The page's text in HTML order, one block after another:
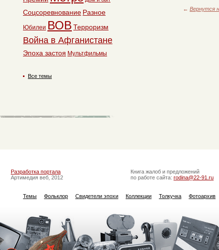
← Вернутся
Соцсоревнование Разное
Юбилеи ВОВ Терроризм
Война в Афганистане
Эпоха застоя Мультфильмы
Все темы
Разработка портала
Артимедия веб, 2012
Книга жалоб и предложений
по работе сайта: rodina@22-91.ru
Темы Фольклор Свидетели эпохи Коллекции Толкучка Фотоархив